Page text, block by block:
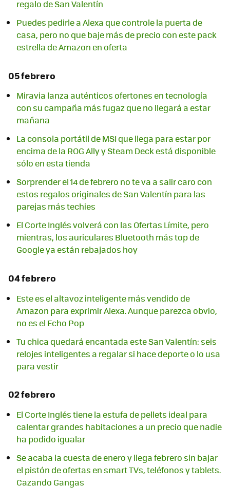
regalo de San Valentín
Puedes pedirle a Alexa que controle la puerta de
casa, pero no que baje más de precio con este pack
estrella de Amazon en oferta
05 febrero
Miravia lanza auténticos ofertones en tecnología
con su campaña más fugaz que no llegará a estar
mañana
La consola portátil de MSI que llega para estar por
encima de la ROG Ally y Steam Deck está disponible
sólo en esta tienda
Sorprender el 14 de febrero no te va a salir caro con
estos regalos originales de San Valentín para las
parejas más techies
El Corte Inglés volverá con las Ofertas Límite, pero
mientras, los auriculares Bluetooth más top de
Google ya están rebajados hoy
04 febrero
Este es el altavoz inteligente más vendido de
Amazon para exprimir Alexa. Aunque parezca obvio,
no es el Echo Pop
Tu chica quedará encantada este San Valentín: seis
relojes inteligentes a regalar si hace deporte o lo usa
para vestir
02 febrero
El Corte Inglés tiene la estufa de pellets ideal para
calentar grandes habitaciones a un precio que nadie
ha podido igualar
Se acaba la cuesta de enero y llega febrero sin bajar
el pistón de ofertas en smart TVs, teléfonos y tablets.
Cazando Gangas